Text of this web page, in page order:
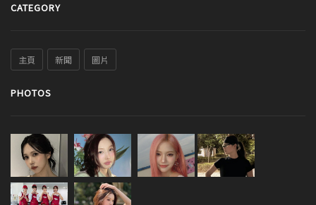
CATEGORY
主頁 新聞 圖片
PHOTOS